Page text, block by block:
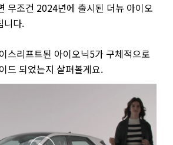
무조건 2024년에 출시된 더뉴 아이오
니다.
스리프트된 아이오닉5가 구체적으로
드 되었는지 살펴볼게요.